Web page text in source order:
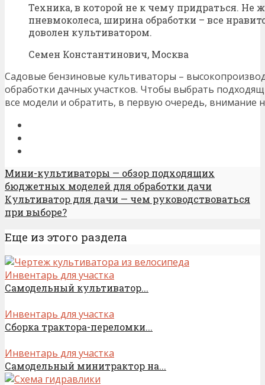
Техника, в которой не к чему придраться. Не
пневмоколеса, ширина обработки – все
доволен культиватором.
Семен Константинович, Москва
Садовые бензиновые культиваторы –
обработки дачных участков. Чтобы выбрать
все модели и обратить, в первую очередь, внимание
Мини-культиваторы — обзор подходящих
бюджетных моделей для обработки дачи
Культиватор для дачи — чем руководствоваться
при выборе?
Еще из этого раздела
Инвентарь для участка
Самодельный культиватор...
Инвентарь для участка
Сборка трактора-переломки...
Инвентарь для участка
Самодельный минитрактор на...